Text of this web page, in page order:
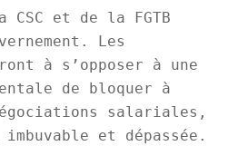
et de la FGTB
Les
à s’opposer à une
de bloquer à
salariales,
et dépassée.